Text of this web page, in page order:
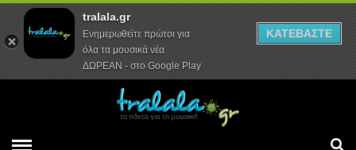
Αρχική Συνεντεύξεις Ρεπορτάζ
tralala.gr
Ενημερωθείτε πρώτοι για
όλα τα μουσικά νέα
ΔΩΡΕΑΝ - στο Google Play
ΚΑΤΕΒΑΣΤΕ